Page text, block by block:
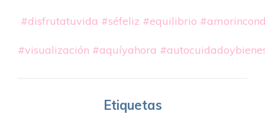
#disfrutatuvida #séfeliz #equilibrio
#visualización #aquíyahora
Etiquetas